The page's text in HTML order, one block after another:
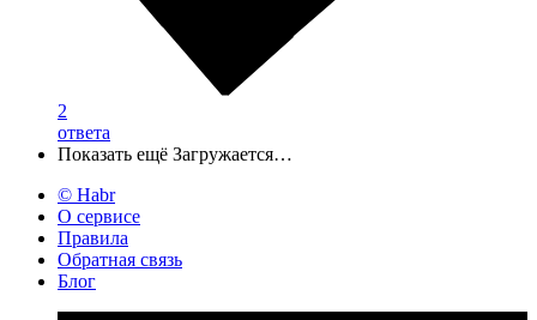
2
ответа
Показать ещё Загружается…
© Habr
О сервисе
Правила
Обратная связь
Блог